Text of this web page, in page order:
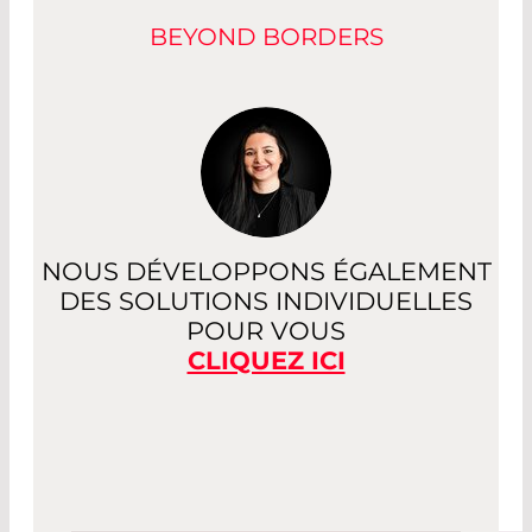
BEYOND BORDERS
NOUS DÉVELOPPONS ÉGALEMENT
DES SOLUTIONS INDIVIDUELLES
POUR VOUS
CLIQUEZ ICI